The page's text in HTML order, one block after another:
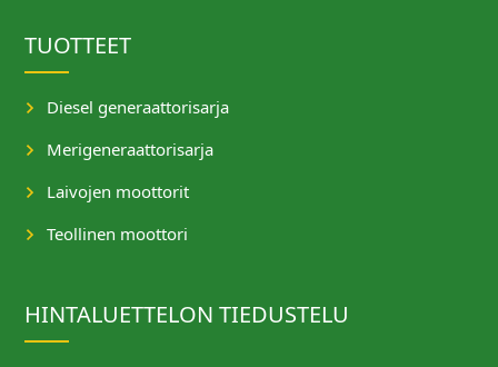
TUOTTEET
Diesel generaattorisarja
Merigeneraattorisarja
Laivojen moottorit
Teollinen moottori
HINTALUETTELON TIEDUSTELU